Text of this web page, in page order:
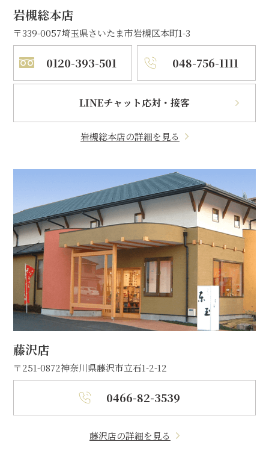
岩槻総本店
〒339-0057埼玉県さいたま市岩槻区本町1-3
0120-393-501 048-756-1111
LINEチャット応対・接客
岩槻総本店の詳細を見る
藤沢店
〒251-0872神奈川県藤沢市立石1-2-12
0466-82-3539
藤沢店の詳細を見る